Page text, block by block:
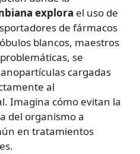
explora el uso de
de fármacos
blancos, maestros
se
cargadas
al
Imagina cómo evitan la
del organismo a
en tratamientos